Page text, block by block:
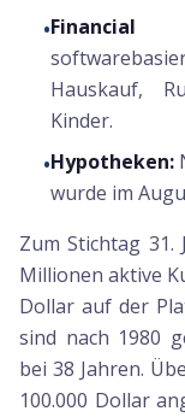
•Financial
Hauskauf,
Kinder.
•Hypotheken:
wurde im
Zum Stichtag
Millionen aktive
Dollar auf der
sind nach 1980
bei 38 Jahren.
100.000 Dollar